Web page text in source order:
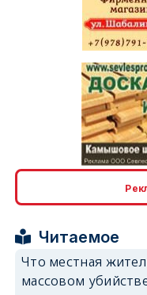
Читаемое
Что местная
массовом